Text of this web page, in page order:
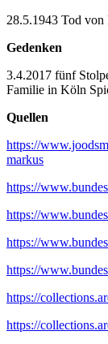
28.5.1943 Tod
Gedenken
3.4.2017 fünf
Familie in Köln
Quellen
https://
markus
https://
https://
https://
https://
https://
https://